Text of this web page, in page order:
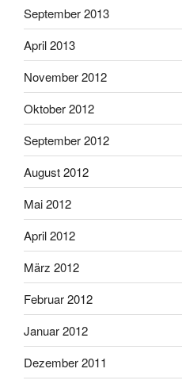
September 2013
April 2013
November 2012
Oktober 2012
September 2012
August 2012
Mai 2012
April 2012
März 2012
Februar 2012
Januar 2012
Dezember 2011